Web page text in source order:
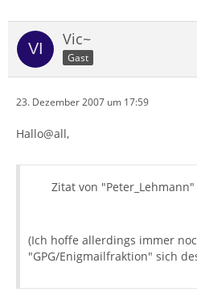
Vic~
Gast
23. Dezember 2007 um 17:59
Hallo@all,
Zitat von "Peter_Lehmann"
(Ich hoffe allerdings immer
"GPG/Enigmailfraktion" sich